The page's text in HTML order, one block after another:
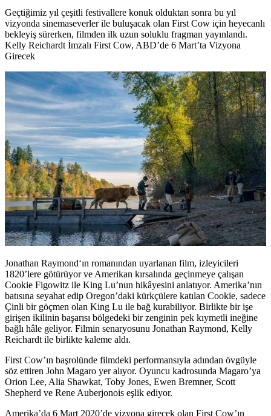
Geçtiğimiz yıl çeşitli festivallere konuk olduktan sonra bu yıl
vizyonda sinemaseverler ile buluşacak olan First Cow için heyecanlı
bekleyiş sürerken, filmden ilk uzun soluklu fragman yayınlandı.
Kelly Reichardt İmzalı First Cow, ABD’de 6 Mart’ta Vizyona
Girecek
Jonathan Raymond‘ın romanından uyarlanan film, izleyicileri
1820’lere götürüyor ve Amerikan kırsalında geçinmeye çalışan
Cookie Figowitz ile King Lu’nun hikâyesini anlatıyor. Amerika’nın
batısına seyahat edip Oregon’daki kürkçülere katılan Cookie, sadece
Çinli bir göçmen olan King Lu ile bağ kurabiliyor. Birlikte bir işe
girişen ikilinin başarısı bölgedeki bir zenginin pek kıymetli ineğine
bağlı hâle geliyor. Filmin senaryosunu Jonathan Raymond, Kelly
Reichardt ile birlikte kaleme aldı.
First Cow’ın başrolünde filmdeki performansıyla adından övgüyle
söz ettiren John Magaro yer alıyor. Oyuncu kadrosunda Magaro’ya
Orion Lee, Alia Shawkat, Toby Jones, Ewen Bremner, Scott
Shepherd ve Rene Auberjonois eşlik ediyor.
Amerika’da 6 Mart 2020’de vizyona girecek olan First Cow’ın